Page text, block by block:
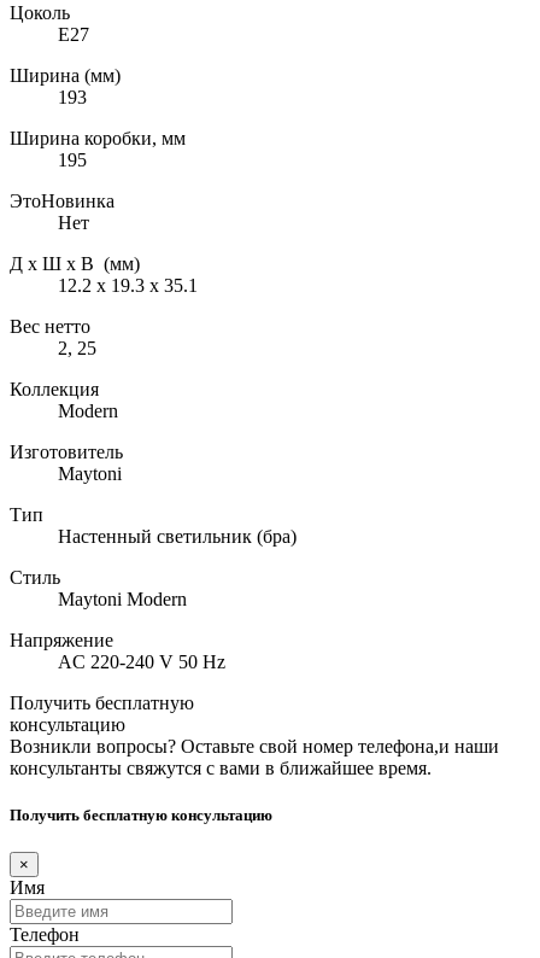
Цоколь
E27
Ширина (мм)
193
Ширина коробки, мм
195
ЭтоНовинка
Нет
Д х Ш х В (мм)
12.2 х 19.3 х 35.1
Вес нетто
2, 25
Коллекция
Modern
Изготовитель
Maytoni
Тип
Настенный светильник (бра)
Стиль
Maytoni Modern
Напряжение
AC 220-240 V 50 Hz
Получить бесплатную
консультацию
Возникли вопросы? Оставьте свой номер телефона,и наши
консультанты свяжутся с вами в ближайшее время.
Получить бесплатную консультацию
×
Имя
Телефон